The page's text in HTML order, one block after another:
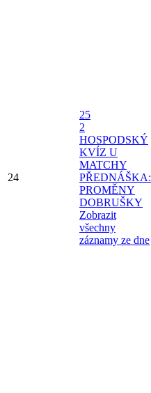
24
25
2
HOSPODSKÝ
KVÍZ U
MATCHY
PŘEDNÁŠKA:
PROMĚNY
DOBRUŠKY
Zobrazit
všechny
záznamy ze dne